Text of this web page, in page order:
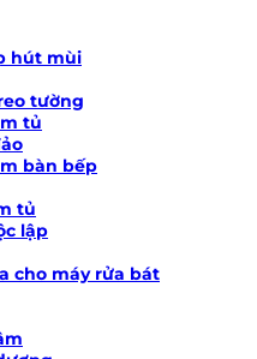
hút mùi
tường
tủ
bàn bếp
tủ
lập
cho máy rửa bát